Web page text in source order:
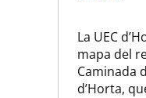
La UEC
mapa del
Caminada
d’Horta,